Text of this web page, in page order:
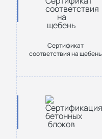
Сертификат
соответствия на щебень